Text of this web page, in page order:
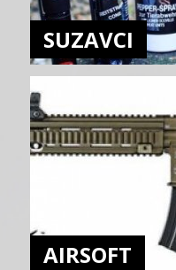
SUZAVCI
AIRSOFT